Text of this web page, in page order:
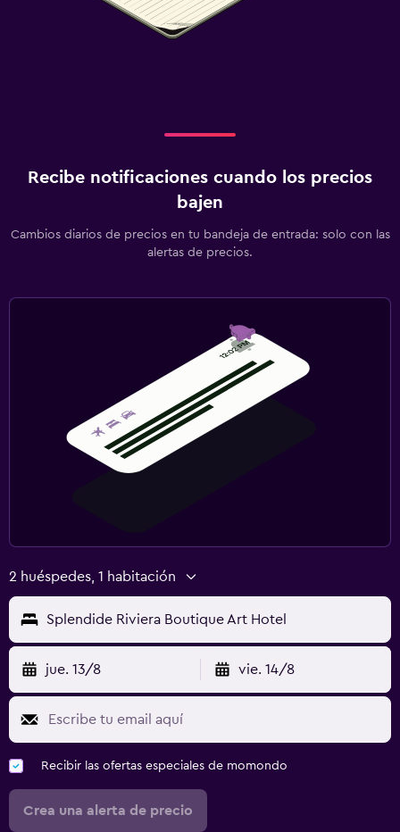
Recibe notificaciones cuando los precios
bajen
Cambios diarios de precios en tu bandeja de entrada: solo con las
alertas de precios.
2 huéspedes, 1 habitación
Splendide Riviera Boutique Art Hotel
jue. 13/8 vie. 14/8
Recibir las ofertas especiales de momondo
Crea una alerta de precio